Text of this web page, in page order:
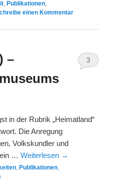
, Publikationen,
einen Kommentar
–
3
in der Rubrik „Heimatland“
Die Anregung
Volkskundler und
ein …Weiterlesen →
, Publikationen,